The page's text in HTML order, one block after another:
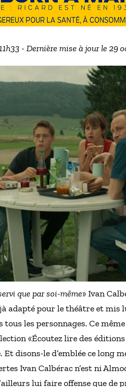
- Dernière mise à jour le 29
que par soi-même» Ivan
adapté pour le théâtre et mis
les personnages. Ce
«Écoutez lire des
disons-le d’emblée ce long
Ivan Calbérac n’est ni
lui faire offense que de